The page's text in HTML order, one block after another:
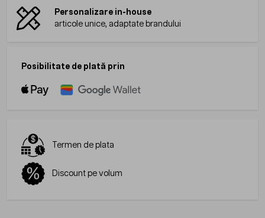
Personalizare in-house
articole unice, adaptate brandului
Posibilitate de plată prin
Termen de plata
Discount pe volum